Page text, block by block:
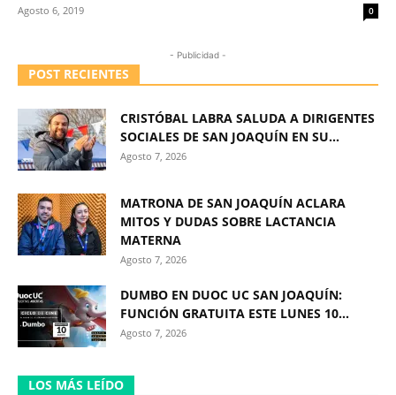
Agosto 6, 2019 0
- Publicidad -
POST RECIENTES
CRISTÓBAL LABRA SALUDA A DIRIGENTES
SOCIALES DE SAN JOAQUÍN EN SU...
Agosto 7, 2026
MATRONA DE SAN JOAQUÍN ACLARA
MITOS Y DUDAS SOBRE LACTANCIA
MATERNA
Agosto 7, 2026
DUMBO EN DUOC UC SAN JOAQUÍN:
FUNCIÓN GRATUITA ESTE LUNES 10...
Agosto 7, 2026
LOS MÁS LEÍDO